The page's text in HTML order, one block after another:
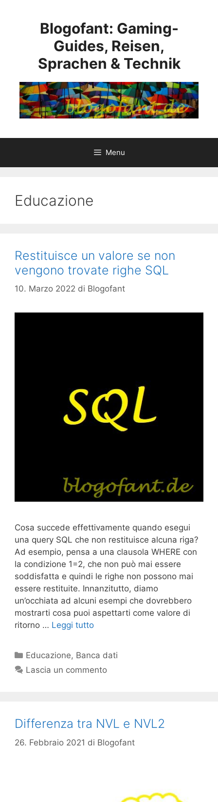
Blogofant: Gaming-
Guides, Reisen,
Sprachen & Technik
Menu
Educazione
Restituisce un valore se non
vengono trovate righe SQL
10. Marzo 2022 di Blogofant
Cosa succede effettivamente quando esegui
una query SQL che non restituisce alcuna riga?
Ad esempio, pensa a una clausola WHERE con
la condizione 1=2, che non può mai essere
soddisfatta e quindi le righe non possono mai
essere restituite. Innanzitutto, diamo
un’occhiata ad alcuni esempi che dovrebbero
mostrarti cosa puoi aspettarti come valore di
ritorno … Leggi tutto
Categorie
Educazione, Banca dati
Lascia un commento
Differenza tra NVL e NVL2
26. Febbraio 2021 di Blogofant